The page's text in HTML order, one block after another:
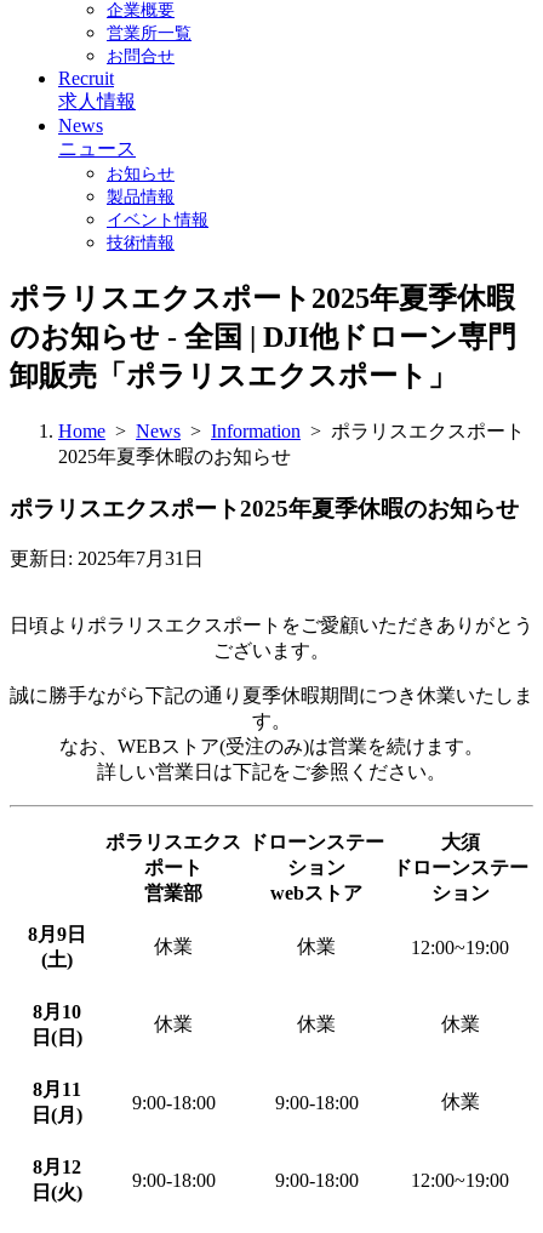
企業概要
営業所一覧
お問合せ
Recruit
求人情報
News
ニュース
お知らせ
製品情報
イベント情報
技術情報
ポラリスエクスポート2025年夏季休暇
のお知らせ - 全国 | DJI他ドローン専門
卸販売「ポラリスエクスポート」
Home > News > Information > ポラリスエクスポート
2025年夏季休暇のお知らせ
ポラリスエクスポート2025年夏季休暇のお知らせ
更新日: 2025年7月31日
日頃よりポラリスエクスポートをご愛顧いただきありがとう
ございます。
誠に勝手ながら下記の通り夏季休暇期間につき休業いたしま
す。
なお、WEBストア(受注のみ)は営業を続けます。
詳しい営業日は下記をご参照ください。
ポラリスエクス
ポート
営業部
ドローンステー
ション
webストア
大須
ドローンステー
ション
8月9日
(土)
休業 休業 12:00~19:00
8月10
日(日)
休業 休業 休業
8月11
日(月)
9:00-18:00 9:00-18:00 休業
8月12
日(火)
9:00-18:00 9:00-18:00 12:00~19:00